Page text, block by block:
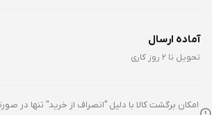
آماده ارسال
تحویل تا 2 روز کاری
امکان برگشت کالا با دلیل "انصراف از خرید" تنها در